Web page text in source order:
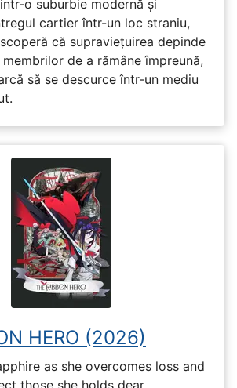
o suburbie modernă și
cartier într-un loc straniu,
că supraviețuirea depinde
de a rămâne împreună,
să se descurce într-un mediu
HERO (2026)
as she overcomes loss and